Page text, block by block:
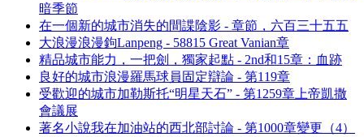
暗季節
在一個新的城市消失的間諜陰影 - 章節，六百三十五五
大浪漫浪漫鉤Lanpeng - 58815 Great Vanian章
精品城市能力，一把劍，獨家起點 - 2nd和15章：血跡
良好的城市浪漫羅馬球員固定辯論 - 第119章
受歡迎的城市加勒斯托“明星天石” - 第1259章上帝凱撒
會議展
著名小說我在加油站的西北部討論 - 第1000章變更（4）